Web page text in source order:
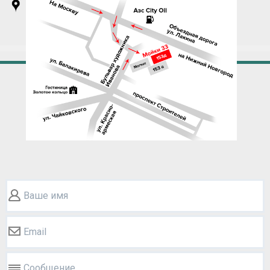
Ваше имя
Email
Сообщение